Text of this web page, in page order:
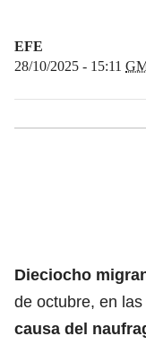
EFE
28/10/2025 - 15:11
Dieciocho
de octubre, en
causa del